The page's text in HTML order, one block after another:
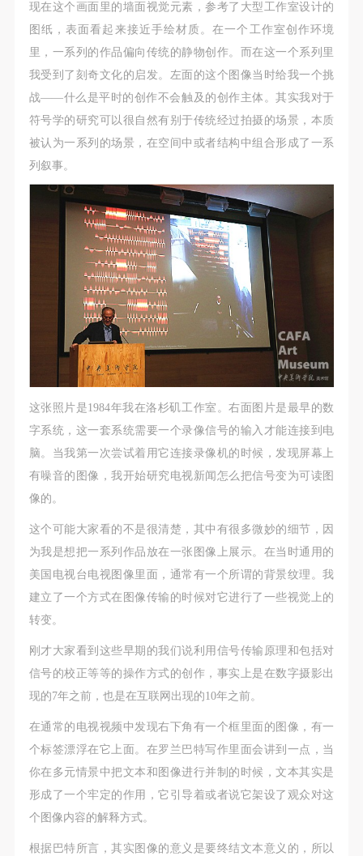
现在这个画面里的墙面视觉元素，参考了大型工作室设计的
图纸，表面看起来接近手绘材质。在一个工作室创作环境
里，一系列的作品偏向传统的静物创作。而在这一个系列里
我受到了刻奇文化的启发。左面的这个图像当时给我一个挑
战——什么是平时的创作不会触及的创作主体。其实我对于
符号学的研究可以很自然有别于传统经过拍摄的场景，本质
被认为一系列的场景，在空间中或者结构中组合形成了一系
列叙事。
这张照片是1984年我在洛杉矶工作室。右面图片是最早的数
字系统，这一套系统需要一个录像信号的输入才能连接到电
脑。当我第一次尝试着用它连接录像机的时候，发现屏幕上
有噪音的图像，我开始研究电视新闻怎么把信号变为可读图
像的。
这个可能大家看的不是很清楚，其中有很多微妙的细节，因
为我是想把一系列作品放在一张图像上展示。在当时通用的
美国电视台电视图像里面，通常有一个所谓的背景纹理。我
建立了一个方式在图像传输的时候对它进行了一些视觉上的
转变。
刚才大家看到这些早期的我们说利用信号传输原理和包括对
信号的校正等等的操作方式的创作，事实上是在数字摄影出
现的7年之前，也是在互联网出现的10年之前。
在通常的电视视频中发现右下角有一个框里面的图像，有一
个标签漂浮在它上面。在罗兰巴特写作里面会讲到一点，当
你在多元情景中把文本和图像进行并制的时候，文本其实是
形成了一个牢定的作用，它引导着或者说它架设了观众对这
个图像内容的解释方式。
根据巴特所言，其实图像的意义是要终结文本意义的，所以
附则
（1）、本协议未尽事宜，经双方友好协商后可作为
本协议的补充协议，并不得违反相关法律法规规定。
（2）、本协议自甲乙双方签字（盖章）、勾选之日
起生效。
（3）、本协议包括纸质档和电子档，纸质档—式二
份，甲乙双方各执一份，均具有同等法律效力。
活动参与者意味着接受并承担本协议的全部义务，未
同意者意味着放弃参加此次活动的权利。凡参加这次
活动前，必须事先与自己的家属沟通，取得家属同
意，同时知晓并同意本免责声明。参加者签名/勾选
后，视作其家属也已知晓并同意。
我已认真阅读上述条款，并且同意。
附则
（1）、本协议未尽事宜，经双方友好协商后可作为
本协议的补充协议，并不得违反相关法律法规规定。
（2）、本协议自甲乙双方签字（盖章）、勾选之日
起生效。
（3）、本协议包括纸质档和电子档，纸质档—式二
份，甲乙双方各执一份，均具有同等法律效力。
活动参与者意味着接受并承担本协议的全部义务，未
同意者意味着放弃参加此次活动的权利。凡参加这次
活动前，必须事先与自己的家属沟通，取得家属同
意，同时知晓并同意本免责声明。参加者签名/勾选
后，视作其家属也已知晓并同意。
我已认真阅读上述条款，并且同意。
附则
（1）、本协议未尽事宜，经双方友好协商后可作为
本协议的补充协议，并不得违反相关法律法规规定。
（2）、本协议自甲乙双方签字（盖章）、勾选之日
起生效。
（3）、本协议包括纸质档和电子档，纸质档—式二
份，甲乙双方各执一份，均具有同等法律效力。
活动参与者意味着接受并承担本协议的全部义务，未
同意者意味着放弃参加此次活动的权利。凡参加这次
活动前，必须事先与自己的家属沟通，取得家属同
意，同时知晓并同意本免责声明。参加者签名/勾选
后，视作其家属也已知晓并同意。
我已认真阅读上述条款，并且同意。